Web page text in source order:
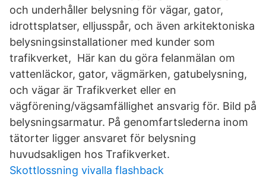
och underhåller belysning för vägar, gator,
idrottsplatser, elljusspår, och även arkitektoniska
belysningsinstallationer med kunder som
trafikverket, Här kan du göra felanmälan om
vattenläckor, gator, vägmärken, gatubelysning,
och vägar är Trafikverket eller en
vägförening/vägsamfällighet ansvarig för. Bild på
belysningsarmatur. På genomfartslederna inom
tätorter ligger ansvaret för belysning
huvudsakligen hos Trafikverket.
Skottlossning vivalla flashback